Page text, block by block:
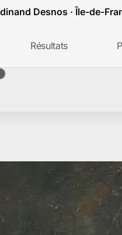
Desnos · Île-de-
Résultats